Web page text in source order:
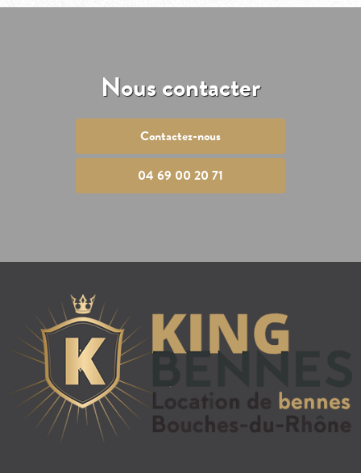
Nous contacter
Contactez-nous
04 69 00 20 71